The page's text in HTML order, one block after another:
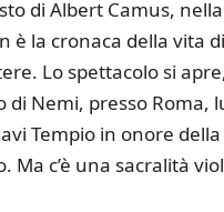
di Albert Camus,
la cronaca della vita
Lo spettacolo si
Nemi, presso Roma,
Tempio in onore
c’è una sacralità